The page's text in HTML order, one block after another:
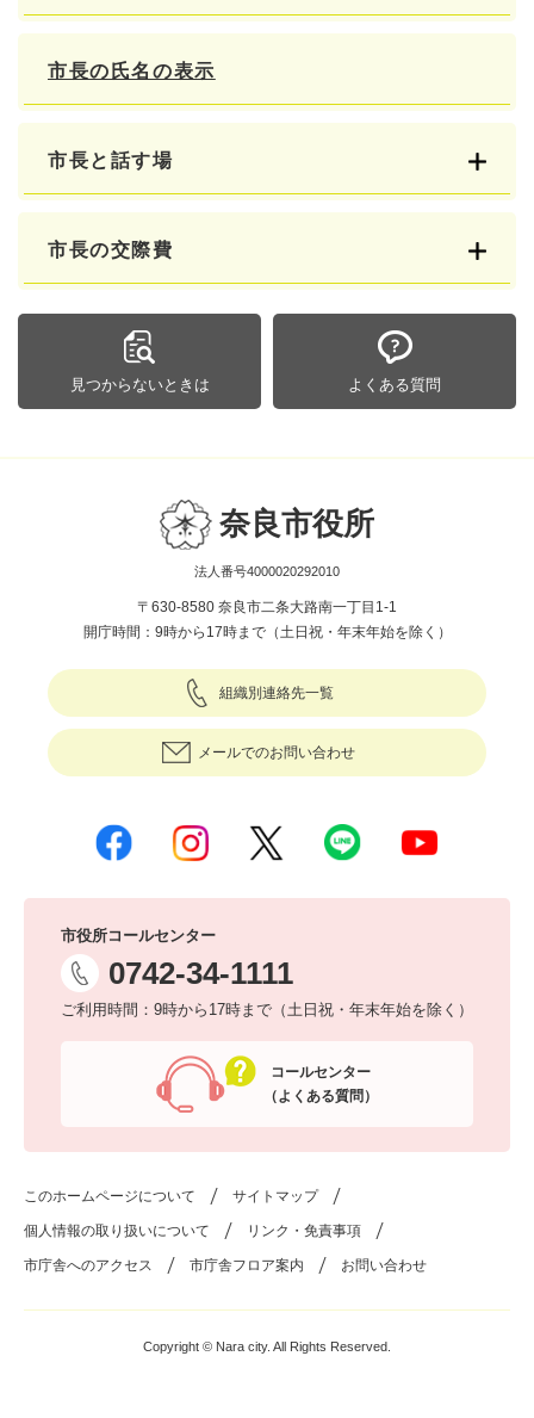
市長の氏名の表示
市長と話す場
市長の交際費
見つからないときは よくある質問
奈良市役所
法人番号4000020292010
〒630-8580 奈良市二条大路南一丁目1-1
開庁時間：9時から17時まで（土日祝・年末年始を除く）
組織別連絡先一覧
メールでのお問い合わせ
市役所コールセンター
0742-34-1111
ご利用時間：9時から17時まで（土日祝・年末年始を除く）
コールセンター
（よくある質問）
このホームページについて サイトマップ
個人情報の取り扱いについて リンク・免責事項
市庁舎へのアクセス 市庁舎フロア案内 お問い合わせ
Copyright © Nara city. All Rights Reserved.